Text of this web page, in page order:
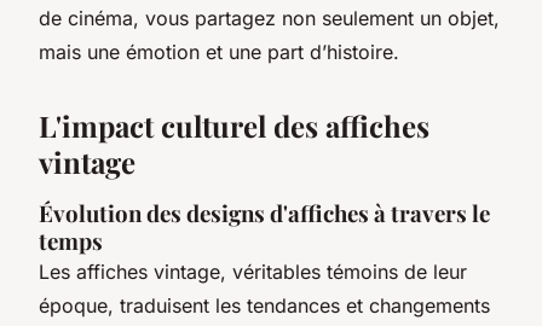
de cinéma, vous partagez non seulement un objet,
mais une émotion et une part d’histoire.
L'impact culturel des affiches
vintage
Évolution des designs d'affiches à travers le
temps
Les affiches vintage, véritables témoins de leur
époque, traduisent les tendances et changements